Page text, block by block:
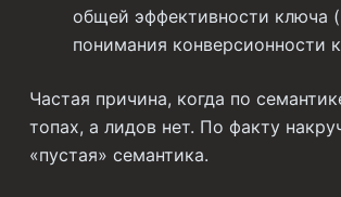
общей эффективности ключа
понимания конверсионности
Частая причина, когда по
топах, а лидов нет. По факту
«пустая» семантика.